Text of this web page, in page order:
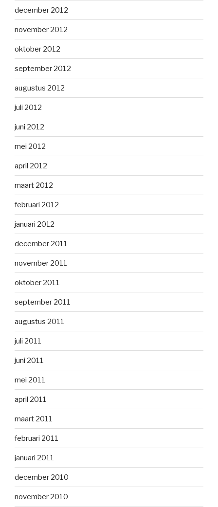
december 2012
november 2012
oktober 2012
september 2012
augustus 2012
juli 2012
juni 2012
mei 2012
april 2012
maart 2012
februari 2012
januari 2012
december 2011
november 2011
oktober 2011
september 2011
augustus 2011
juli 2011
juni 2011
mei 2011
april 2011
maart 2011
februari 2011
januari 2011
december 2010
november 2010